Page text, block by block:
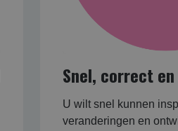
Snel, correct
U wilt snel kunnen
veranderingen en